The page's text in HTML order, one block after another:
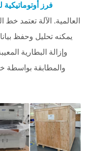
فرز
أوتوماتيكية
العالمية. الآلة تعتمد خط
يمكنه تحليل وحفظ
وإزالة البطارية
والمطابقة بواسطة